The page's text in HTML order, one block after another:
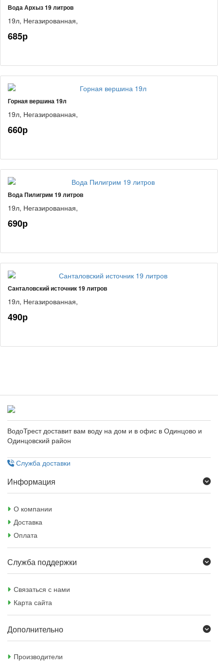
Вода Архыз 19 литров
19л, Негазированная,
685р
Горная вершина 19л
19л, Негазированная,
660р
Вода Пилигрим 19 литров
19л, Негазированная,
690р
Санталовский источник 19 литров
19л, Негазированная,
490р
ВодоТрест доставит вам воду на дом и в офис в Одинцово и
Одинцовский район
Служба доставки
Информация
О компании
Доставка
Оплата
Служба поддержки
Связаться с нами
Карта сайта
Дополнительно
Производители